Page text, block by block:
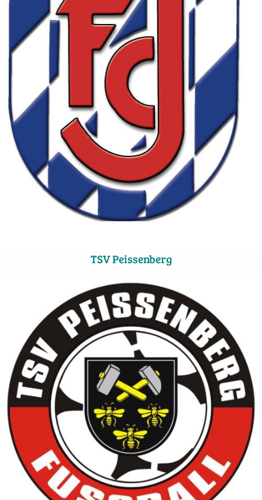
TSV Peissenberg